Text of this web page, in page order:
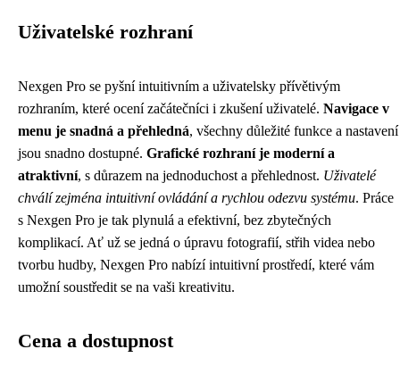
Uživatelské rozhraní
Nexgen Pro se pyšní intuitivním a uživatelsky přívětivým
rozhraním, které ocení začátečníci i zkušení uživatelé. Navigace v
menu je snadná a přehledná, všechny důležité funkce a nastavení
jsou snadno dostupné. Grafické rozhraní je moderní a
atraktivní, s důrazem na jednoduchost a přehlednost. Uživatelé
chválí zejména intuitivní ovládání a rychlou odezvu systému. Práce
s Nexgen Pro je tak plynulá a efektivní, bez zbytečných
komplikací. Ať už se jedná o úpravu fotografií, střih videa nebo
tvorbu hudby, Nexgen Pro nabízí intuitivní prostředí, které vám
umožní soustředit se na vaši kreativitu.
Cena a dostupnost